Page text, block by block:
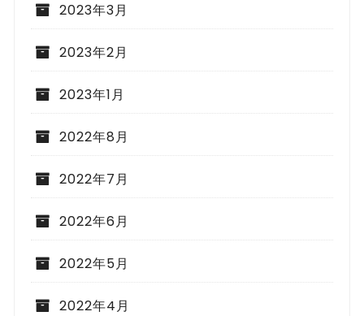
2023年3月
2023年2月
2023年1月
2022年8月
2022年7月
2022年6月
2022年5月
2022年4月